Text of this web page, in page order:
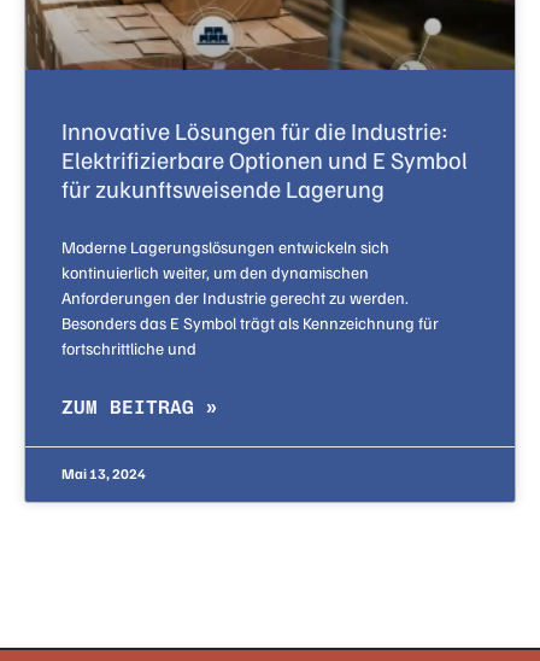
Innovative Lösungen für die Industrie:
Elektrifizierbare Optionen und E Symbol
für zukunftsweisende Lagerung
Moderne Lagerungslösungen entwickeln sich
kontinuierlich weiter, um den dynamischen
Anforderungen der Industrie gerecht zu werden.
Besonders das E Symbol trägt als Kennzeichnung für
fortschrittliche und
ZUM BEITRAG »
Mai 13, 2024